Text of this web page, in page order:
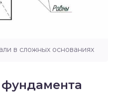
в сложных основаниях